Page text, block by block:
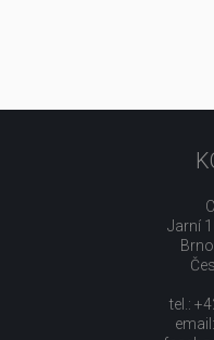
Jarní
tel.:
email: